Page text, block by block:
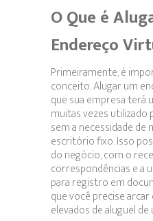
O Que é
Endereço
Primeiramente, é
conceito. Alugar um
que sua empresa terá
muitas vezes utilizado
sem a necessidade
escritório fixo. Isso
do negócio, com o
correspondências e a
para registro em
que você precise
elevados de aluguel